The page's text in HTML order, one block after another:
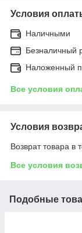
Условия
Наличными
Безналичный
Наложенный
Все условия
Условия
Возврат товара в
Все условия
Подобные